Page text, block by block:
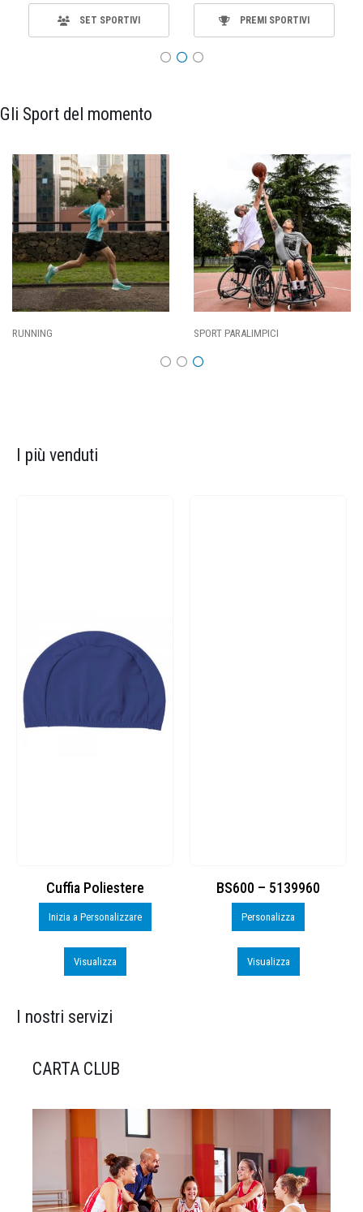
SET SPORTIVI PREMI SPORTIVI
Gli Sport del momento
SPORT PARALIMPICI
I più venduti
Cuffia Poliestere
Inizia a Personalizzare
Visualizza
BS600 – 5139960
Personalizza
Visualizza
I nostri servizi
CARTA CLUB